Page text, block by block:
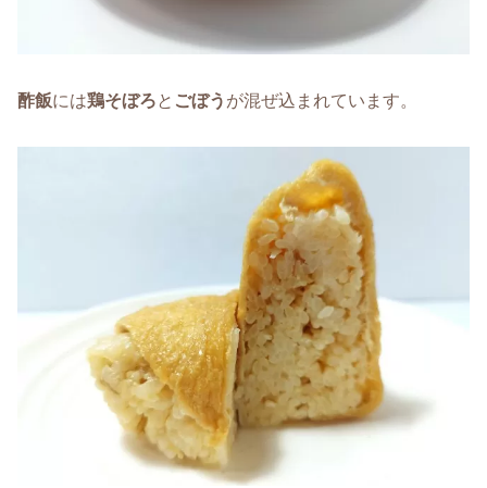
酢飯には鶏そぼろと ごぼう が混ぜ込まれています。